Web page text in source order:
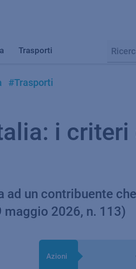
Trasporti
#Trasporti
i criteri
un contribuente
maggio 2026, n. 113)
Azioni